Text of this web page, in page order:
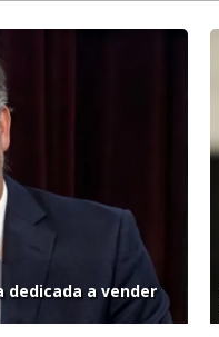
dedicada a vender